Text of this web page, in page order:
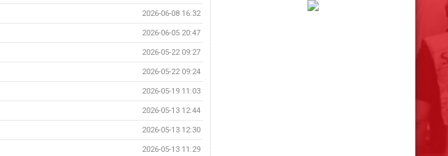
2026-06-08 16:32
2026-06-05 20:47
2026-05-22 09:27
2026-05-22 09:24
2026-05-19 11:03
2026-05-13 12:44
2026-05-13 12:30
2026-05-13 11:29